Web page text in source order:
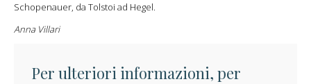
Schopenauer, da Tolstoi ad Hegel.
Anna Villari
Per ulteriori informazioni, per